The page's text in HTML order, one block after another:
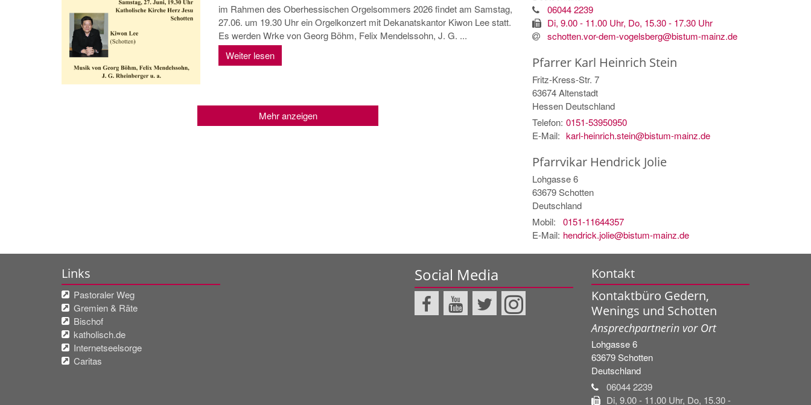
im Rahmen des Oberhessischen Orgelsommers 2026 findet am Samstag,
27.06. um 19.30 Uhr ein Orgelkonzert mit Dekanatskantor Kiwon Lee statt.
Es werden Wrke von Georg Böhm, Felix Mendelssohn, J. G. ...
Weiter lesen
Mehr anzeigen
06044 2239
Di, 9.00 - 11.00 Uhr, Do, 15.30 - 17.30 Uhr
schotten.vor-dem-vogelsberg@bistum-mainz.de
Pfarrer Karl Heinrich Stein
Fritz-Kress-Str. 7
63674Altenstadt
Hessen Deutschland
Telefon: 0151-53950950
E-Mail: karl-heinrich.stein@bistum-mainz.de
Pfarrvikar Hendrick Jolie
Lohgasse 6
63679Schotten
Deutschland
Mobil:
0151-11644357
E-Mail: hendrick.jolie@bistum-mainz.de
Links
Pastoraler Weg
Gremien & Räte
Bischof
katholisch.de
Internetseelsorge
Caritas
Social Media
Kontakt
Kontaktbüro Gedern,
Wenings und Schotten
Ansprechpartnerin vor Ort
Lohgasse 6
63679 Schotten
Deutschland
06044 2239
Di, 9.00 - 11.00 Uhr, Do, 15.30 -